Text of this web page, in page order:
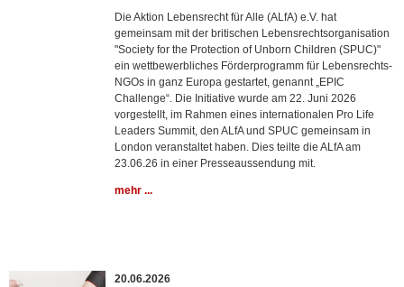
Die Aktion Lebensrecht für Alle (ALfA) e.V. hat
gemeinsam mit der britischen Lebensrechtsorganisation
"Society for the Protection of Unborn Children (SPUC)"
ein wettbewerbliches Förderprogramm für Lebensrechts-
NGOs in ganz Europa gestartet, genannt „EPIC
Challenge“. Die Initiative wurde am 22. Juni 2026
vorgestellt, im Rahmen eines internationalen Pro Life
Leaders Summit, den ALfA und SPUC gemeinsam in
London veranstaltet haben. Dies teilte die ALfA am
23.06.26 in einer Presseaussendung mit.
mehr ...
20.06.2026